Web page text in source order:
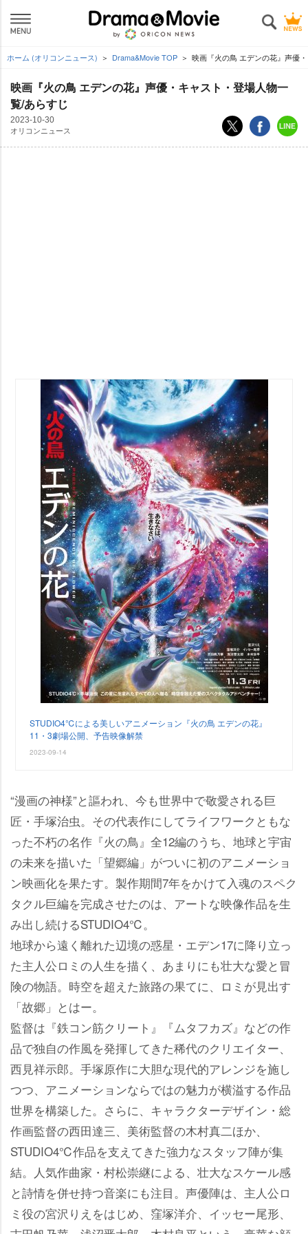
ホーム (オリコンニュース) Drama&Movie TOP 映画『火の鳥 エデンの花』声優
映画『火の鳥 エデンの花』声優・キャスト・登場人物一
覧/あらすじ
2023-10-30
オリコンニュース
STUDIO4℃による美しいアニメーション『火の鳥 エデンの花』
11・3劇場公開、予告映像解禁
2023-09-14
“漫画の神様”と謳われ、今も世界中で敬愛される巨
匠・手塚治虫。その代表作にしてライフワークともな
った不朽の名作『火の鳥』全12編のうち、地球と宇宙
の未来を描いた「望郷編」がついに初のアニメーショ
ン映画化を果たす。製作期間7年をかけて入魂のスペク
タクル巨編を完成させたのは、アートな映像作品を生
み出し続けるSTUDIO4℃。
地球から遠く離れた辺境の惑星・エデン17に降り立っ
た主人公ロミの人生を描く、あまりにも壮大な愛と冒
険の物語。時空を超えた旅路の果てに、ロミが見出す
「故郷」とはー。
監督は『鉄コン筋クリート』『ムタフカズ』などの作
品で独自の作風を発揮してきた稀代のクリエイター、
西見祥示郎。手塚原作に大胆な現代的アレンジを施し
つつ、アニメーションならではの魅力が横溢する作品
世界を構築した。さらに、キャラクターデザイン・総
作画監督の西田達三、美術監督の木村真二ほか、
STUDIO4℃作品を支えてきた強力なスタッフ陣が集
結。人気作曲家・村松崇継による、壮大なスケール感
と詩情を併せ持つ音楽にも注目。声優陣は、主人公ロ
ミ役の宮沢りえをはじめ、窪塚洋介、イッセー尾形、